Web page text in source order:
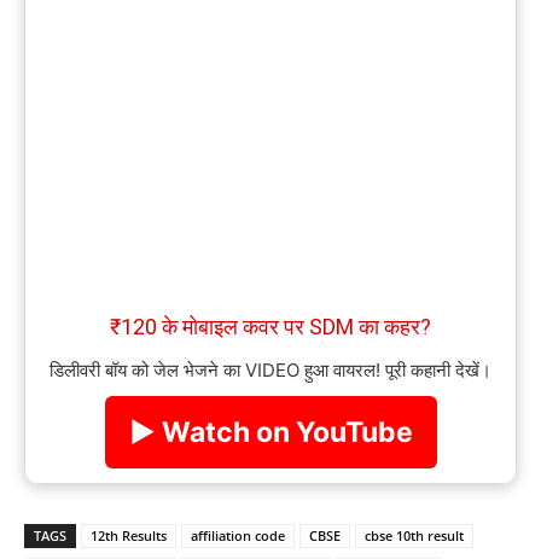
₹120 के मोबाइल कवर पर SDM का कहर?
डिलीवरी बॉय को जेल भेजने का VIDEO हुआ वायरल! पूरी कहानी देखें।
▶ Watch on YouTube
TAGS 12th Results affiliation code CBSE
cbse 10th result